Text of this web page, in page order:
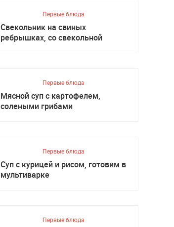
Первые блюда
Свекольник на свиных
ребрышках, со свекольной
Первые блюда
Мясной суп с картофелем,
солеными грибами
Первые блюда
Суп с курицей и рисом, готовим в
мультиварке
Первые блюда